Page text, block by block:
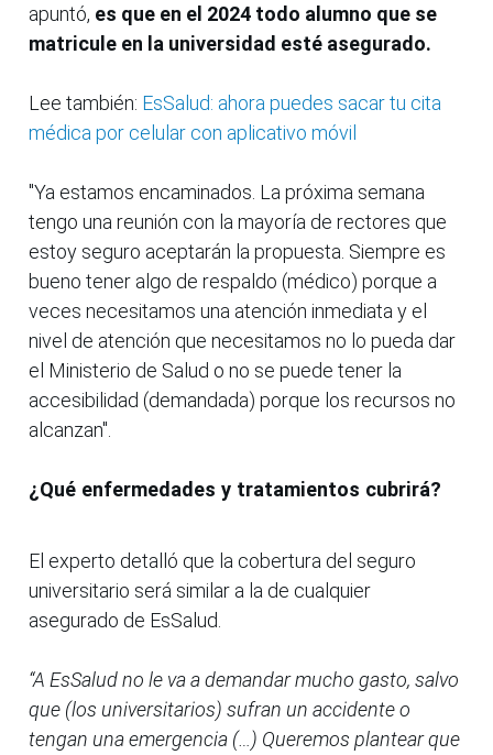
apuntó, es que en el 2024 todo alumno que se
matricule en la universidad esté asegurado.
Lee también: EsSalud: ahora puedes sacar tu cita
médica por celular con aplicativo móvil
"Ya estamos encaminados. La próxima semana
tengo una reunión con la mayoría de rectores que
estoy seguro aceptarán la propuesta. Siempre es
bueno tener algo de respaldo (médico) porque a
veces necesitamos una atención inmediata y el
nivel de atención que necesitamos no lo pueda dar
el Ministerio de Salud o no se puede tener la
accesibilidad (demandada) porque los recursos no
alcanzan".
¿Qué enfermedades y tratamientos cubrirá?
El experto detalló que la cobertura del seguro
universitario será similar a la de cualquier
asegurado de EsSalud.
“A EsSalud no le va a demandar mucho gasto, salvo
que (los universitarios) sufran un accidente o
tengan una emergencia (…) Queremos plantear que